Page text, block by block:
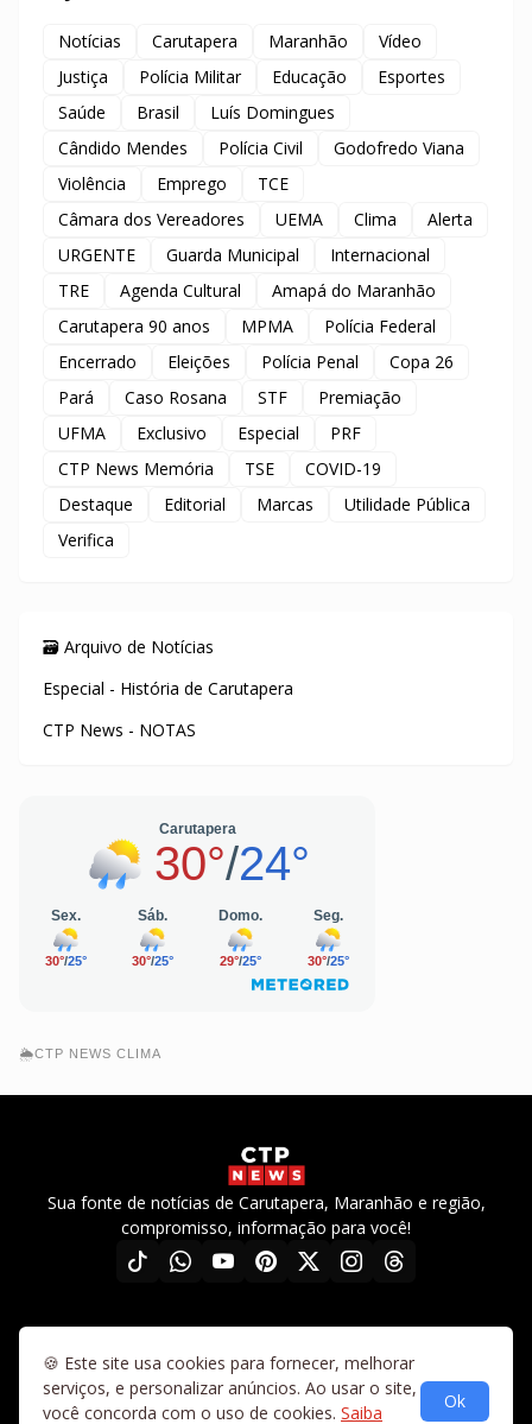
Notícias Carutapera Maranhão
Vídeo
Justiça
Polícia Militar Educação
Esportes
Saúde
Brasil
Luís Domingues
Cândido Mendes
Polícia Civil
Godofredo Viana
Violência
Emprego
TCE
Câmara dos Vereadores
UEMA Clima
Alerta
URGENTE
Guarda Municipal
Internacional
TRE
Agenda Cultural
Amapá do Maranhão
Carutapera 90 anos
MPMA
Polícia Federal
Encerrado
Eleições Polícia Penal
Copa 26
Pará
Caso Rosana STF
Premiação
UFMA
Exclusivo Especial
PRF
CTP News Memória
TSE
COVID-19
Destaque
Editorial Marcas
Utilidade Pública
Verifica
🗃️ Arquivo de Notícias
Especial - História de Carutapera
CTP News - NOTAS
🌦️CTP NEWS CLIMA
Sua fonte de notícias de Carutapera, Maranhão e região,
compromisso, informação para você!
HomeDiretrizesSobre nósFale conoscoTermos de uso
Política de privacidade Mapa do siteVídeos
🍪 Este site usa cookies para fornecer, melhorar
serviços, e personalizar anúncios. Ao usar o site,
você concorda com o uso de cookies. Saiba
Ok